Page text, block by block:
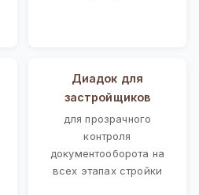
Диадок для
застройщиков
для прозрачного
контроля
документооборота на
всех этапах стройки